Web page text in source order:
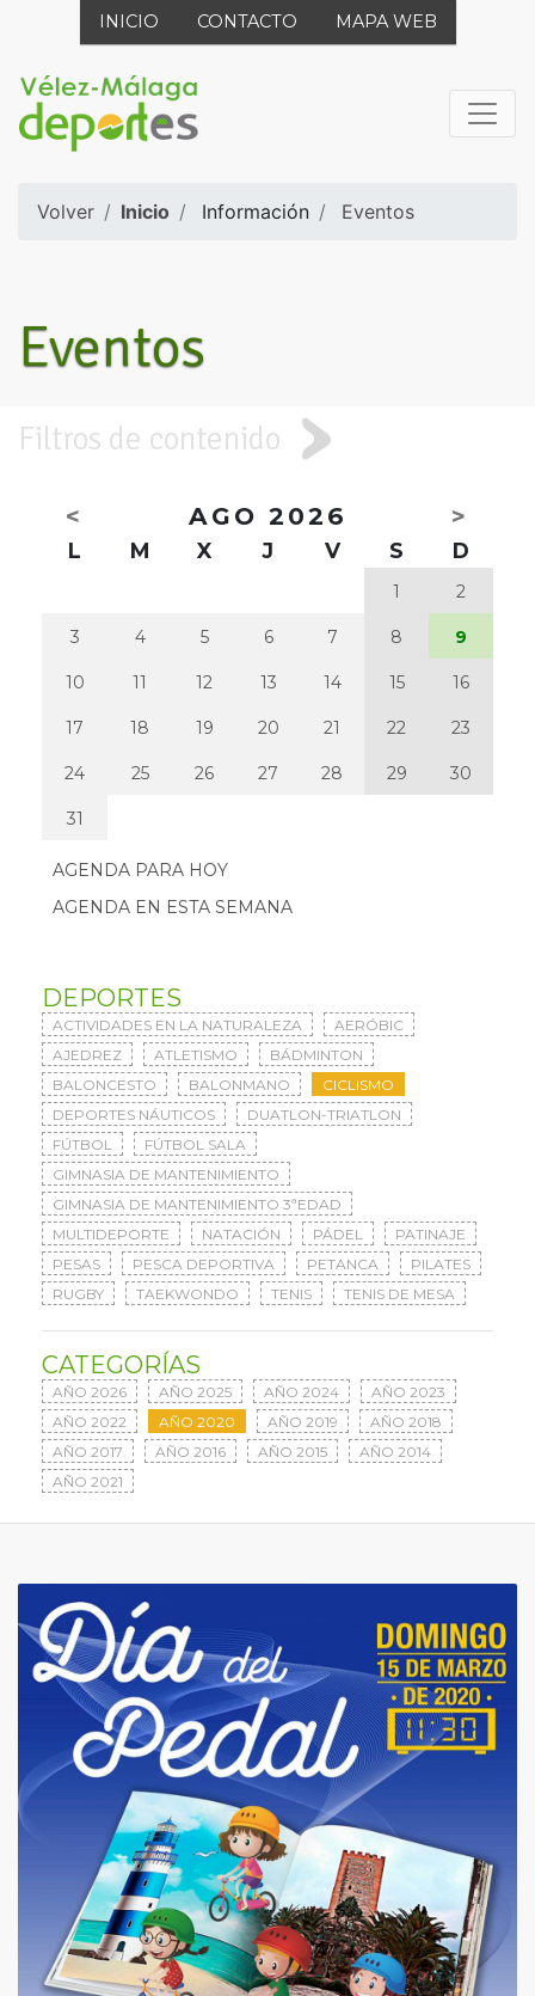
INICIO CONTACTO MAPA WEB
Volver Inicio Información Eventos
Eventos
Filtros de contenido
< AGO 2026 >
L M X J V S D
1 2
3 4 5 6 7 8 9
10 11 12 13 14 15 16
17 18 19 20 21 22 23
24 25 26 27 28 29 30
31
AGENDA PARA HOY
AGENDA EN ESTA SEMANA
DEPORTES
ACTIVIDADES EN LA NATURALEZA
AERÓBIC
AJEDREZ
ATLETISMO
BÁDMINTON
BALONCESTO
BALONMANO
CICLISMO
DEPORTES NÁUTICOS
DUATLON-TRIATLON
FÚTBOL
FÚTBOL SALA
GIMNASIA DE MANTENIMIENTO
GIMNASIA DE MANTENIMIENTO 3ªEDAD
MULTIDEPORTE
NATACIÓN PÁDEL
PATINAJE
PESAS
PESCA DEPORTIVA PETANCA
PILATES
RUGBY
TAEKWONDO TENIS TENIS DE MESA
CATEGORÍAS
AÑO 2026 AÑO 2025 AÑO 2024
AÑO 2023
AÑO 2022
AÑO 2020 AÑO 2019
AÑO 2018
AÑO 2017
AÑO 2016 AÑO 2015
AÑO 2014
AÑO 2021